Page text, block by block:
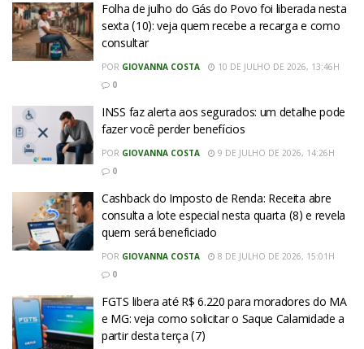
Folha de julho do Gás do Povo foi liberada nesta
sexta (10): veja quem recebe a recarga e como
consultar
POR GIOVANNA COSTA
10 DE JULHO DE 2026, 13:46H
0
INSS faz alerta aos segurados: um detalhe pode
fazer você perder benefícios
POR GIOVANNA COSTA
9 DE JULHO DE 2026, 14:26H
0
Cashback do Imposto de Renda: Receita abre
consulta a lote especial nesta quarta (8) e revela
quem será beneficiado
POR GIOVANNA COSTA
8 DE JULHO DE 2026, 15:01H
0
FGTS libera até R$ 6.220 para moradores do MA
e MG: veja como solicitar o Saque Calamidade a
partir desta terça (7)